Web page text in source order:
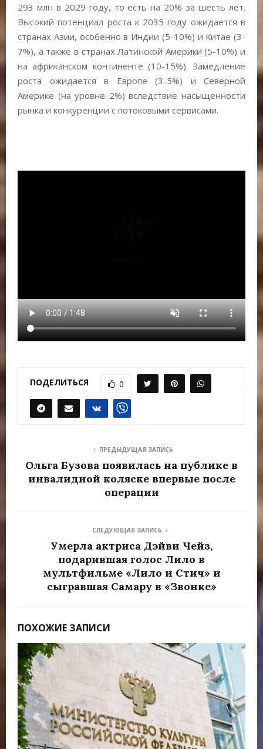
293 млн в 2029 году, то есть на 20% за шесть лет.
Высокий потенциал роста к 2035 году ожидается в
странах Азии, особенно в Индии (5-10%) и Китае (3-
7%), а также в странах Латинской Америки (5-10%) и
на африканском континенте (10-15%). Замедление
роста ожидается в Европе (3-5%) и Северной
Америке (на уровне 2%) вследствие насыщенности
рынка и конкуренции с потоковыми сервисами.
ПОДЕЛИТЬСЯ 0
ПРЕДЫДУЩАЯ ЗАПИСЬ
Ольга Бузова появилась на публике в
инвалидной коляске впервые после
операции
СЛЕДУЮЩАЯ ЗАПИСЬ
Умерла актриса Дэйви Чейз,
подарившая голос Лило в
мультфильме «Лило и Стич» и
сыгравшая Самару в «Звонке»
ПОХОЖИЕ ЗАПИСИ